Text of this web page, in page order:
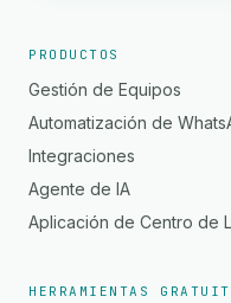
PRODUCTOS
Gestión de Equipos
Automatización de
Integraciones
Agente de IA
Aplicación de Centro de
HERRAMIENTAS